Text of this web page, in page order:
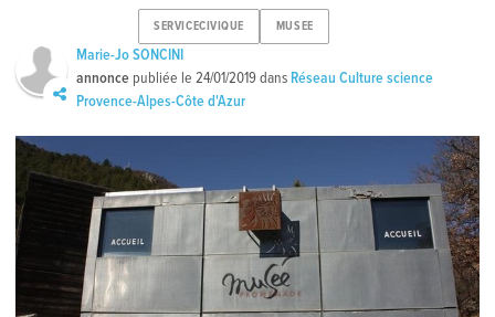
SERVICECIVIQUE MUSEE
Marie-Jo SONCINI
annonce publiée le24/01/2019dans Réseau Culture science
Provence-Alpes-Côte d'Azur